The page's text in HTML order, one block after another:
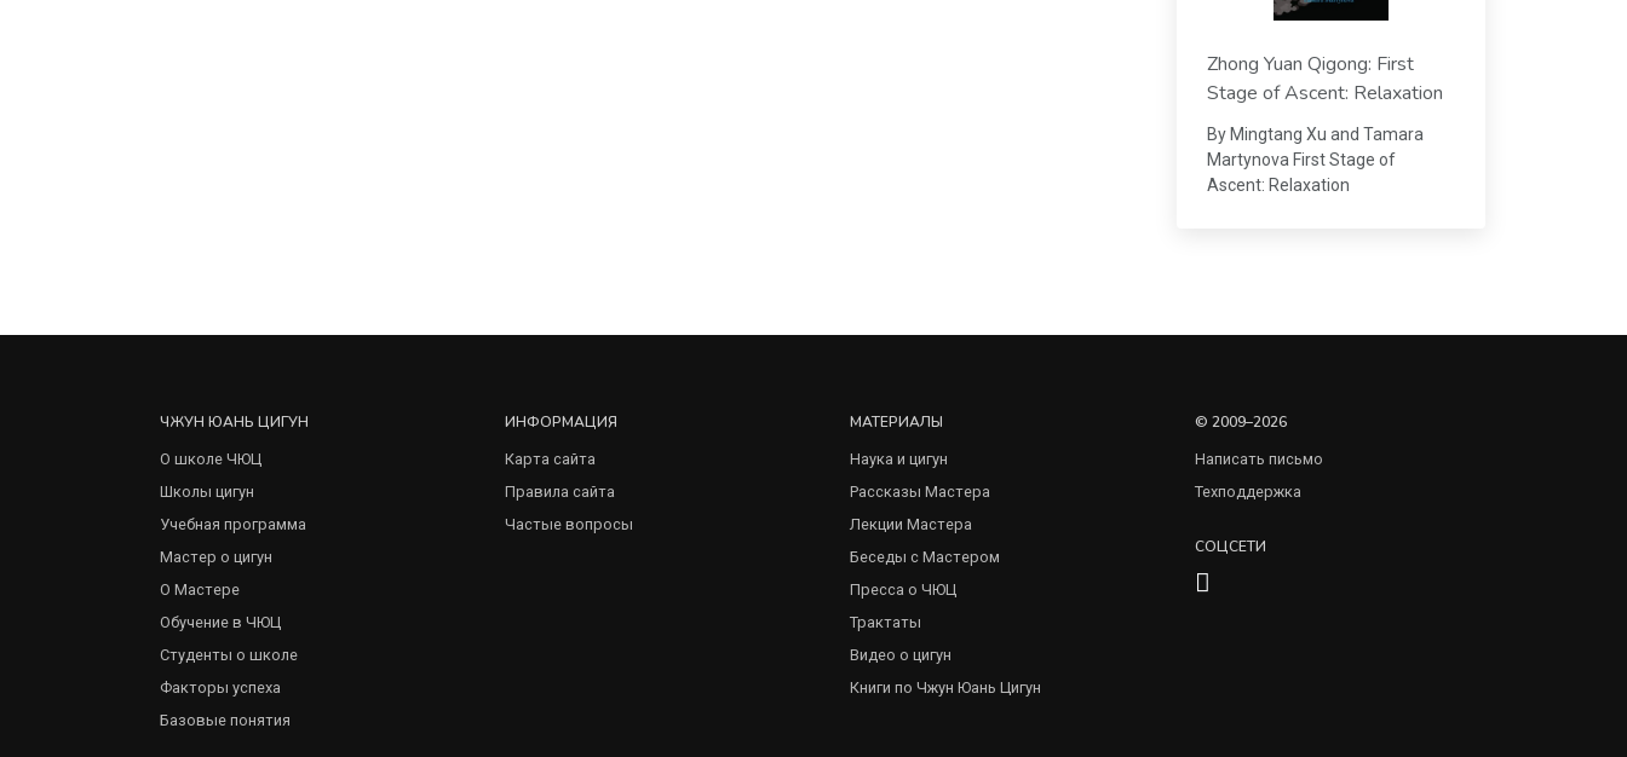
Zhong Yuan Qigong: First
Stage of Ascent: Relaxation
By Mingtang Xu and Tamara
Martynova First Stage of
Ascent: Relaxation
ЧЖУН ЮАНЬ ЦИГУН
О школе ЧЮЦ
Школы цигун
Учебная программа
Мастер о цигун
О Мастере
Обучение в ЧЮЦ
Студенты о школе
Факторы успеха
Базовые понятия
ИНФОРМАЦИЯ
Карта сайта
Правила сайта
Частые вопросы
МАТЕРИАЛЫ
Наука и цигун
Рассказы Мастера
Лекции Мастера
Беседы с Мастером
Пресса о ЧЮЦ
Трактаты
Видео о цигун
Книги по Чжун Юань Цигун
© 2009–2026
Написать письмо
Техподдержка
СОЦСЕТИ